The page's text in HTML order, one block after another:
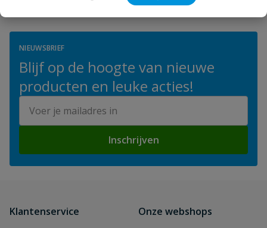
NIEUWSBRIEF
Blijf op de hoogte van nieuwe
producten en leuke acties!
Inschrijven
Klantenservice
Onze webshops